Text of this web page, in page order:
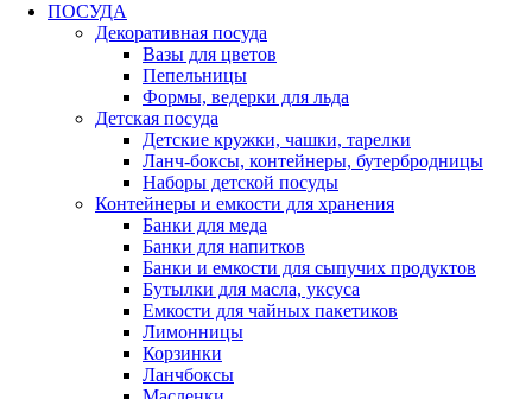
ПОСУДА
Декоративная посуда
Вазы для цветов
Пепельницы
Формы, ведерки для льда
Детская посуда
Детские кружки, чашки, тарелки
Ланч-боксы, контейнеры, бутербродницы
Наборы детской посуды
Контейнеры и емкости для хранения
Банки для меда
Банки для напитков
Банки и емкости для сыпучих продуктов
Бутылки для масла, уксуса
Емкости для чайных пакетиков
Лимонницы
Корзинки
Ланчбоксы